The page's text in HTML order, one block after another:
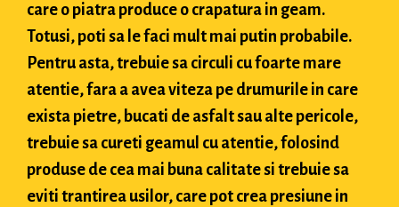
care o piatra produce o crapatura in geam.
Totusi, poti sa le faci mult mai putin probabile.
Pentru asta, trebuie sa circuli cu foarte mare
atentie, fara a avea viteza pe drumurile in care
exista pietre, bucati de asfalt sau alte pericole,
trebuie sa cureti geamul cu atentie, folosind
produse de cea mai buna calitate si trebuie sa
eviti trantirea usilor, care pot crea presiune in